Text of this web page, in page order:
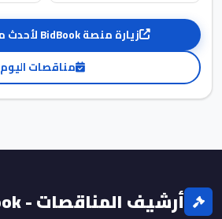
زيارة منصة BidBook لأحدث مناقصات مصر
مناقصات اليوم
أرشيف المناقصات - BidBook